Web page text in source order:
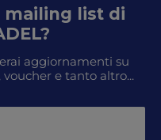
mailing list di
aggiornamenti su
e tanto altro...